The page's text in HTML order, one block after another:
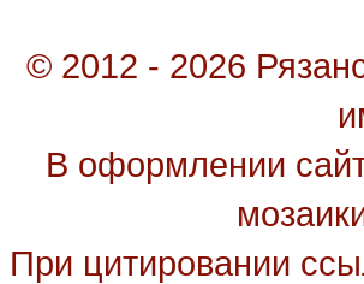
© 2012 - 2026
В оформлении
При цитировании